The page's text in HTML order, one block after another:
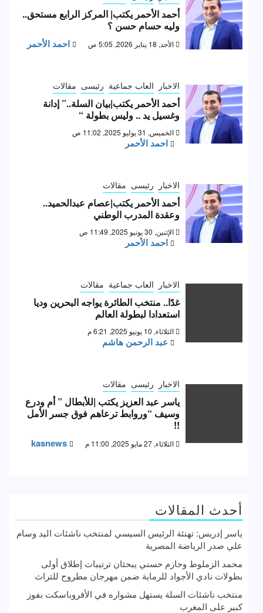
أحمد الأحمر يكتب| المركز الرابع مستحق..
وليه حسام حسن ؟
الأحد, 18 يناير 2026, 5:05 ص احمد الأحمر
الاخبار العاب جماعية رئيسى مقالات
أحمد الأحمر يكتب|بيان السلة..” إدانة
وغسيل يد .. وليس بطولة “
الخميس, 31 يوليو 2025, 11:02 ص
احمد الأحمر
الاخبار رئيسى مقالات
أحمد الأحمر يكتب|عصام عبدالحميد..
وعقدة المدرب الوطني
الإثنين, 30 يونيو 2025, 11:49 ص
احمد الأحمر
الاخبار العاب جماعية مقالات
غدًا.. منتخب الطائرة يواجه البحرين وديا
استعدادا لبطولة العالم
الثلاثاء, 10 يونيو 2025, 6:21 م
عبد الرحمن هاشم
الاخبار رئيسى مقالات
ياسر عبد العزيز يكتب |للأبطال ” أم ودرع
وسيف “وروابط ترعاهم فوق جسر الأمل
!!
الثلاثاء, 27 مايو 2025, 11:00 م kasnews
أحدث المقالات
ياسر إدريس: تهنئة الرئيس السيسي لمنتخب ناشئات اليد وسام
علي صدر الرياضة المصرية
محمد الزملوط وحازم حسني يبحثان ترتيبات إطلاق أولى
بطولات نادي الأجواد للرماية ضمن مهرجان مطروح للتراث
منتخب ناشئات السلة يستهل مشواره في الأفروباسكت بفوز
كبير على المغرب